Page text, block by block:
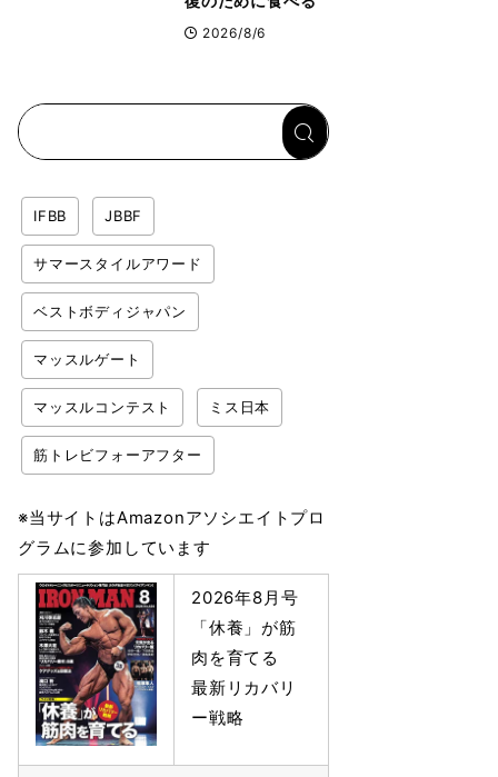
「リカバリー飯」と
2026/8/6
IFBB JBBF
サマースタイルアワード
ベストボディジャパン
マッスルゲート
マッスルコンテスト ミス日本
筋トレビフォーアフター
※当サイトはAmazonアソシエイトプロ
グラムに参加しています
2026年8月号
「休養」が筋
肉を育てる
最新リカバリ
ー戦略